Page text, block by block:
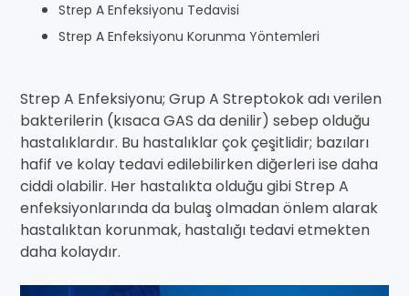
Strep A Enfeksiyonu Tedavisi
Strep A Enfeksiyonu Korunma Yöntemleri
Strep A Enfeksiyonu; Grup A Streptokok adı verilen
bakterilerin (kısaca GAS da denilir) sebep olduğu
hastalıklardır. Bu hastalıklar çok çeşitlidir; bazıları
hafif ve kolay tedavi edilebilirken diğerleri ise daha
ciddi olabilir. Her hastalıkta olduğu gibi Strep A
enfeksiyonlarında da bulaş olmadan önlem alarak
hastalıktan korunmak, hastalığı tedavi etmekten
daha kolaydır.